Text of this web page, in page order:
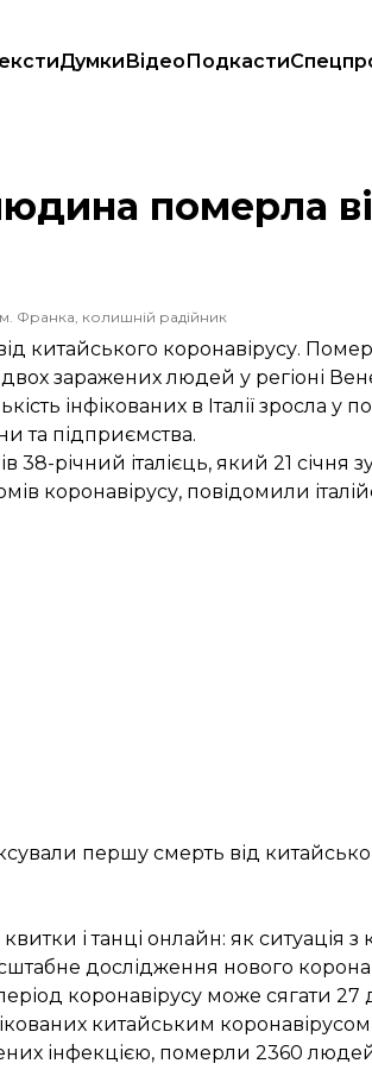
ДумкиВідеоПодкасти
померла
Франка, колишній радійник
китайського коронавірусу.
заражених людей у регіоні
інфікованих в Італії
та підприємства.
38-річний італієць, який 21
коронавірусу, повідомили
першу смерть від
і танці онлайн: як ситуація з
дослідження нового
коронавірусу може сягати 27
китайським
інфекцією, померли 2360